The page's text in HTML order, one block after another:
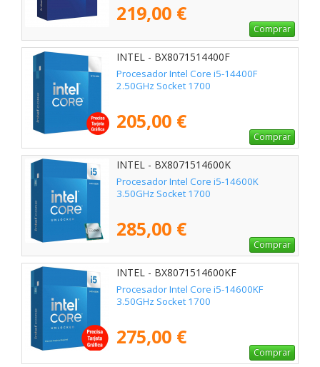
219,00 €
Comprar
INTEL - BX8071514400F
Procesador Intel Core i5-14400F
2.50GHz Socket 1700
205,00 €
Comprar
INTEL - BX8071514600K
Procesador Intel Core i5-14600K
3.50GHz Socket 1700
285,00 €
Comprar
INTEL - BX8071514600KF
Procesador Intel Core i5-14600KF
3.50GHz Socket 1700
275,00 €
Comprar